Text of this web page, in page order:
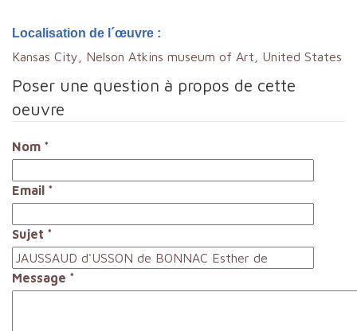
Localisation de l´œuvre :
Kansas City, Nelson Atkins museum of Art, United States
Poser une question à propos de cette
oeuvre
Nom *
Email *
Sujet *
Message *